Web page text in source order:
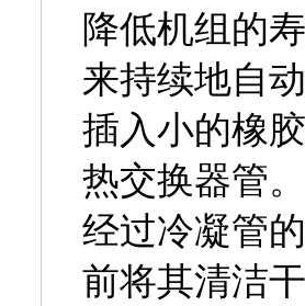
降低机组的
来持续地自
插入小的橡
热交换器管
经过冷凝管
前将其清洁